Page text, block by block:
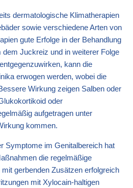
dermatologische Klimatherapien
sowie verschiedene Arten von
gute Erfolge in der Behandlung
dem Juckreiz und in weiterer Folge
kann die
erwogen werden, wobei die
Wirkung zeigen Salben oder
oder
aufgetragen unter
kommen.
Symptome im Genitalbereich hat
die regelmäßige
gerbenden Zusätzen erfolgreich
mit Xylocain-haltigen